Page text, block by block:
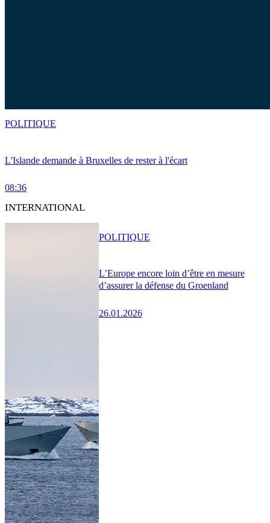
L'Islande demande à Bruxelles de rester à l'écart
08:36
POLITIQUE
INTERNATIONAL
L’Europe encore loin d’être en mesure
d’assurer la défense du Groenland
26.01.2026
POLITIQUE